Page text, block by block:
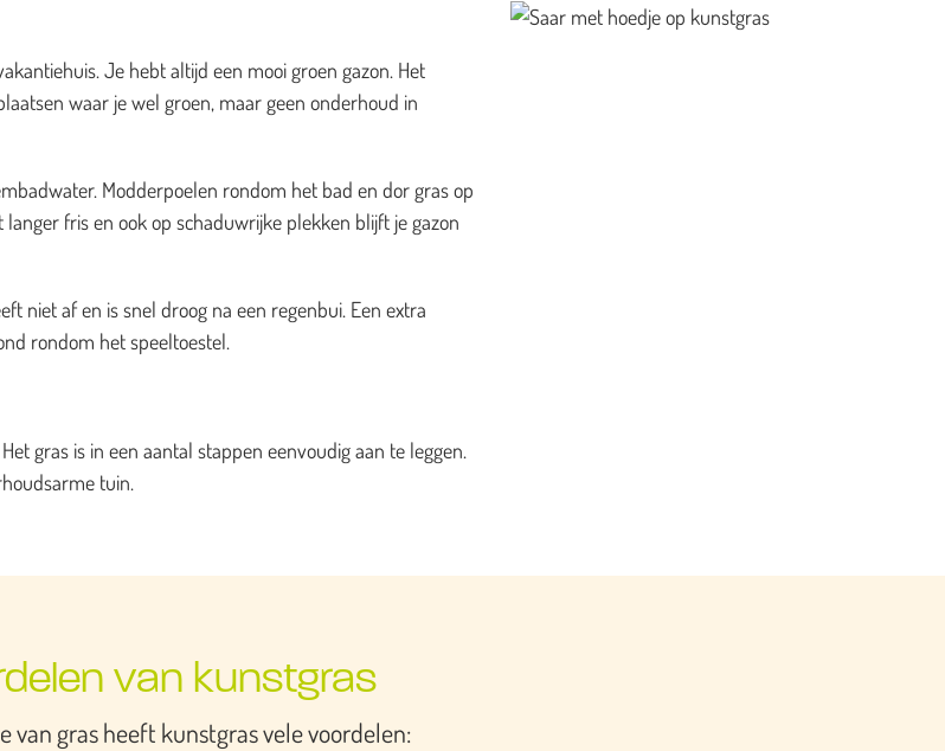
Je hebt altijd een mooi groen gazon. Het
waar je wel groen, maar geen onderhoud in
Modderpoelen rondom het bad en dor gras op
fris en ook op schaduwrijke plekken blijft je gazon
niet af en is snel droog na een regenbui. Een extra
rondom het speeltoestel.
gras is in een aantal stappen eenvoudig aan te leggen.
tuin.
van kunstgras
van gras heeft kunstgras vele voordelen: